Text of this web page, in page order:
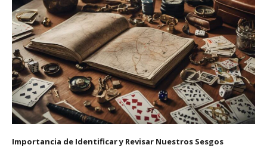
Importancia de Identificar y Revisar Nuestros Sesgos